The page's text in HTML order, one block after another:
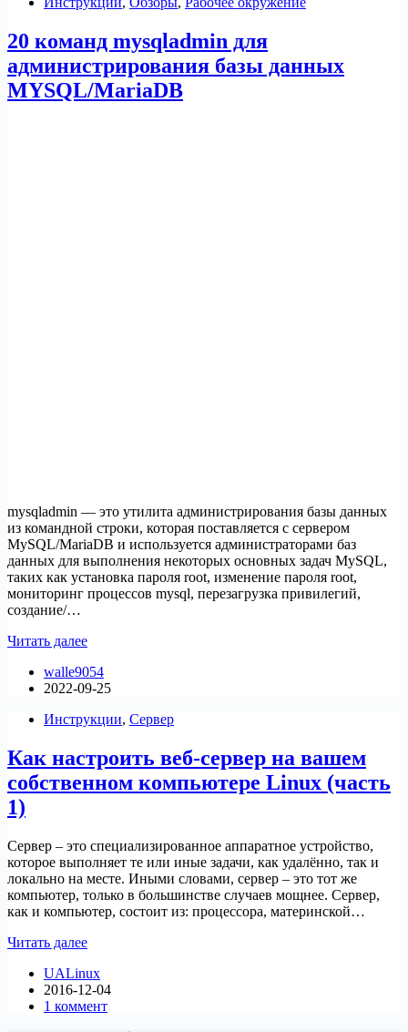
Ubuntu
20 команд mysqladmin для
администрирования базы данных
MYSQL/MariaDB
mysqladmin — это утилита администрирования базы данных
из командной строки, которая поставляется с сервером
MySQL/MariaDB и используется администраторами баз
данных для выполнения некоторых основных задач MySQL,
таких как установка пароля root, изменение пароля root,
мониторинг процессов mysql, перезагрузка привилегий,
создание/…
Читать далее20
mysqladmin
для
базы
MYSQL/MariaDB
walle9054
2022-09-25
Инструкции, Сервер
Как настроить веб-сервер на вашем
собственном компьютере Linux (часть
1)
Сервер – это специализированное аппаратное устройство,
которое выполняет те или иные задачи, как удалённо, так и
локально на месте. Иными словами, сервер – это тот же
компьютер, только в большинстве случаев мощнее. Сервер,
как и компьютер, состоит из: процессора, материнской…
Читать далееКак
веб-
сервер
на
UALinux
2016-12-04
1 коммент